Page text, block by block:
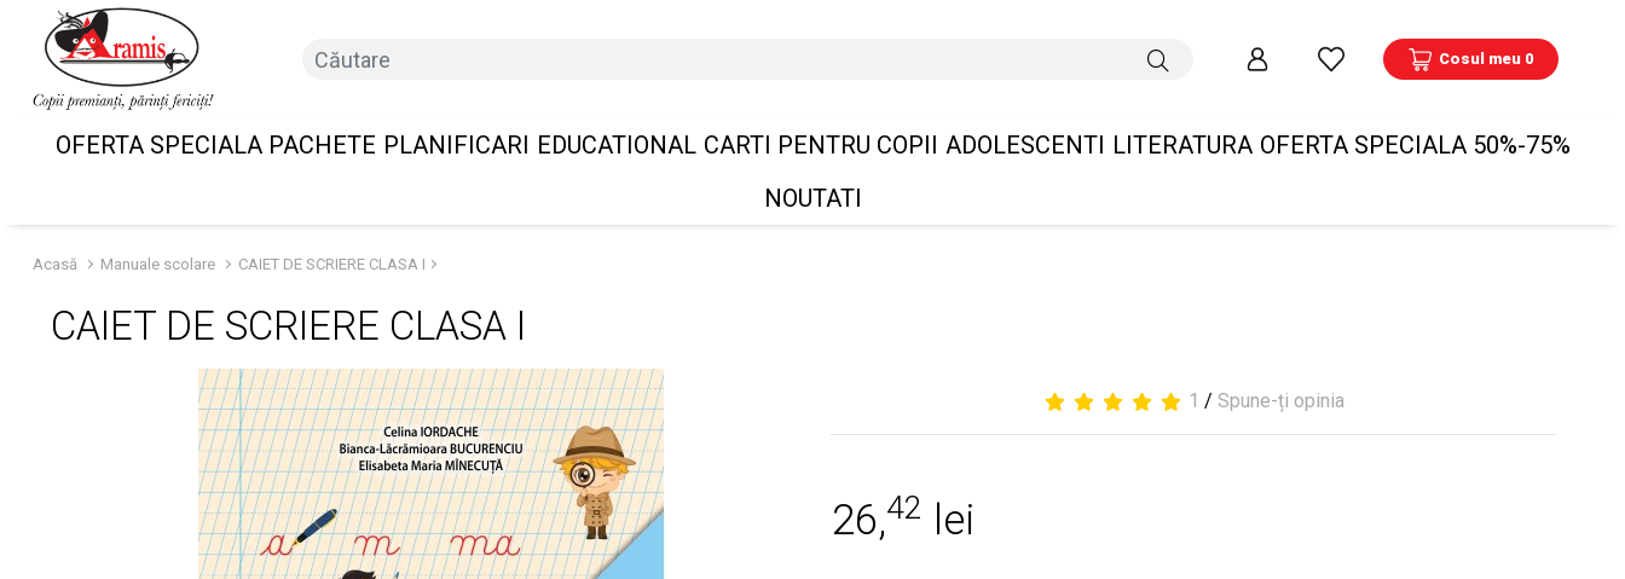
Cosul meu 0
OFERTA SPECIALA PACHETE PLANIFICARI EDUCATIONAL CARTI PENTRU COPII ADOLESCENTI LITERATURA OFERTA SPECIALA 50%-75%
NOUTATI
Acasă Manuale scolare CAIET DE SCRIERE CLASA I
CAIET DE SCRIERE CLASA I
1 / Spune-ți opinia
26,42 lei